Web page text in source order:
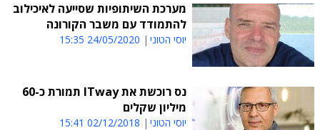
מערכת השיתופיות שסייעה לאיכילוב
להתמודד עם משבר הקורונה
יוסי הטוני 24/05/2020 15:35
נס רוכשת את ITway תמורת כ-60
מיליון שקלים
יוסי הטוני 02/12/2018 15:41